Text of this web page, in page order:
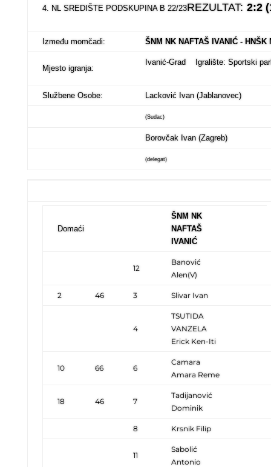
4. NL SREDIŠTE PODSKUPINA B 22/23REZULTAT: 2:2
Između momčadi: ŠNM NK NAFTAŠ IVANIĆ - HNŠK
Mjesto igranja:
Ivanić-Grad Igralište: Sportski
Službene Osobe: Lacković Ivan (Jablanovec)
(Sudac)
Borovčak Ivan (Zagreb)
(delegat)
Domaći
ŠNM NK
NAFTAŠ
IVANIĆ
12
Banović
Alen(V)
2 46 3 Slivar Ivan
4
TSUTIDA
VANZELA
Erick Ken-Iti
10 66 6
Camara
Amara Reme
18 46 7
Tadijanović
Dominik
8 Krsnik Filip
11
Sabolić
Antonio